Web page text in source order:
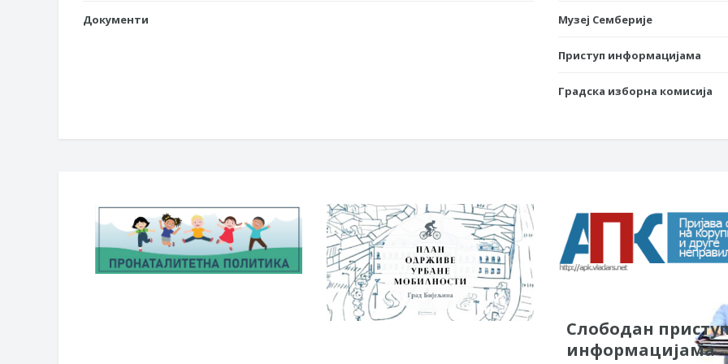
Документи Музеј Семберије
Приступ информацијама
Градска изборна комисија
Слободан
информацијама